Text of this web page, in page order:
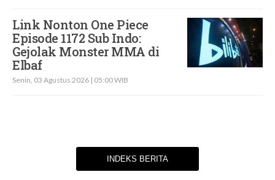
Link Nonton One Piece
Episode 1172 Sub Indo:
Gejolak Monster MMA di
Elbaf
Senin, 03 Agustus 2026 | 05:00 WIB
INDEKS BERITA